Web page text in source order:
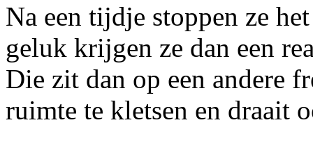
Na een tijdje stoppen ze
geluk krijgen ze dan een
Die zit dan op een andere
ruimte te kletsen en draait